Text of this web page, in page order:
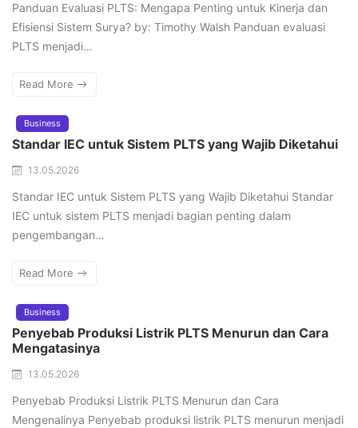
Panduan Evaluasi PLTS: Mengapa Penting untuk Kinerja dan
Efisiensi Sistem Surya? by: Timothy Walsh Panduan evaluasi
PLTS menjadi…
Read More
Business
Standar IEC untuk Sistem PLTS yang Wajib Diketahui
13.05.2026
Standar IEC untuk Sistem PLTS yang Wajib Diketahui Standar
IEC untuk sistem PLTS menjadi bagian penting dalam
pengembangan…
Read More
Business
Penyebab Produksi Listrik PLTS Menurun dan Cara
Mengatasinya
13.05.2026
Penyebab Produksi Listrik PLTS Menurun dan Cara
Mengenalinya Penyebab produksi listrik PLTS menurun menjadi